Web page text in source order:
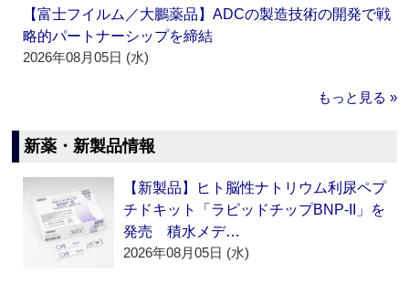
【富士フイルム／大鵬薬品】ADCの製造技術の開発で戦
略的パートナーシップを締結
2026年08月05日 (水)
もっと見る »
新薬・新製品情報
【新製品】ヒト脳性ナトリウム利尿ペプ
チドキット「ラピッドチップBNP-II」を
発売 積水メデ…
2026年08月05日 (水)